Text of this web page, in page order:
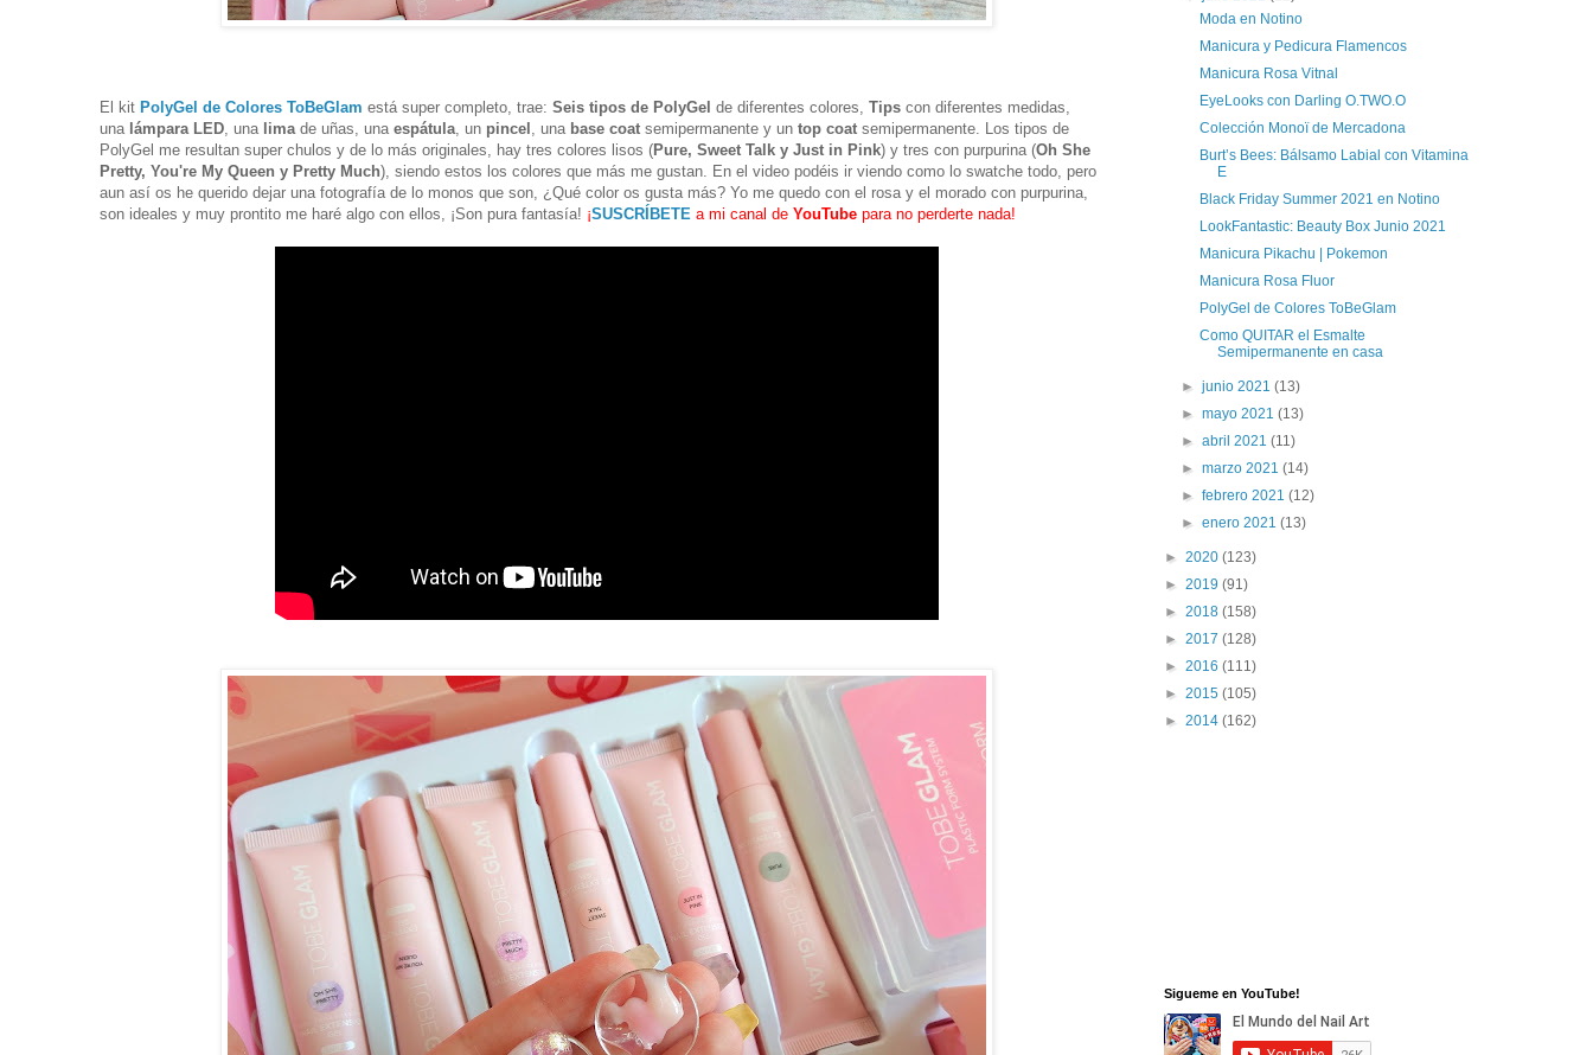
El kit PolyGel de Colores ToBeGlam está super completo, trae: Seis tipos de PolyGel de diferentes colores, Tips con diferentes medidas,
una lámpara LED , una lima de uñas, una espátula , un pincel , una base coat semipermanente y un top coat semipermanente. Los tipos de
PolyGel me resultan super chulos y de lo más originales, hay tres colores lisos (Pure, Sweet Talk y Just in Pink) y tres con purpurina (Oh She
Pretty, You're My Queen y Pretty Much), siendo estos los colores que más me gustan. En el video podéis ir viendo como lo swatche todo, pero
aun así os he querido dejar una fotografía de lo monos que son, ¿Qué color os gusta más? Yo me quedo con el rosa y el morado con purpurina,
son ideales y muy prontito me haré algo con ellos, ¡Son pura fantasía! ¡SUSCRÍBETE a mi canal de YouTube para no perderte nada!
Moda en Notino
Manicura y Pedicura Flamencos
Manicura Rosa Vitnal
EyeLooks con Darling O.TWO.O
Colección Monoï de Mercadona
Burt’s Bees: Bálsamo Labial con Vitamina
E
Black Friday Summer 2021 en Notino
LookFantastic: Beauty Box Junio 2021
Manicura Pikachu | Pokemon
Manicura Rosa Fluor
PolyGel de Colores ToBeGlam
Como QUITAR el Esmalte
Semipermanente en casa
►junio 2021(13)
►mayo 2021(13)
►abril 2021(11)
►marzo 2021(14)
►febrero 2021(12)
►enero 2021(13)
► 2020 (123)
► 2019 (91)
► 2018 (158)
► 2017 (128)
► 2016 (111)
► 2015 (105)
► 2014 (162)
Sigueme en YouTube!